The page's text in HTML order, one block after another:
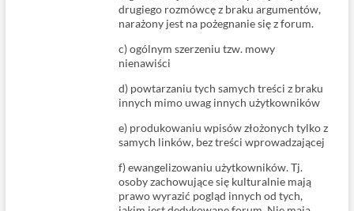
drugiego rozmówcę z braku argumentów,
narażony jest na pożegnanie się z forum.
c) ogólnym szerzeniu tzw. mowy
nienawiści
d) powtarzaniu tych samych treści z braku
innych mimo uwag innych użytkowników
e) produkowaniu wpisów złożonych tylko z
samych linków, bez treści wprowadzającej
f) ewangelizowaniu użytkowników. Tj.
osoby zachowujące się kulturalnie mają
prawo wyrazić pogląd innych od tych,